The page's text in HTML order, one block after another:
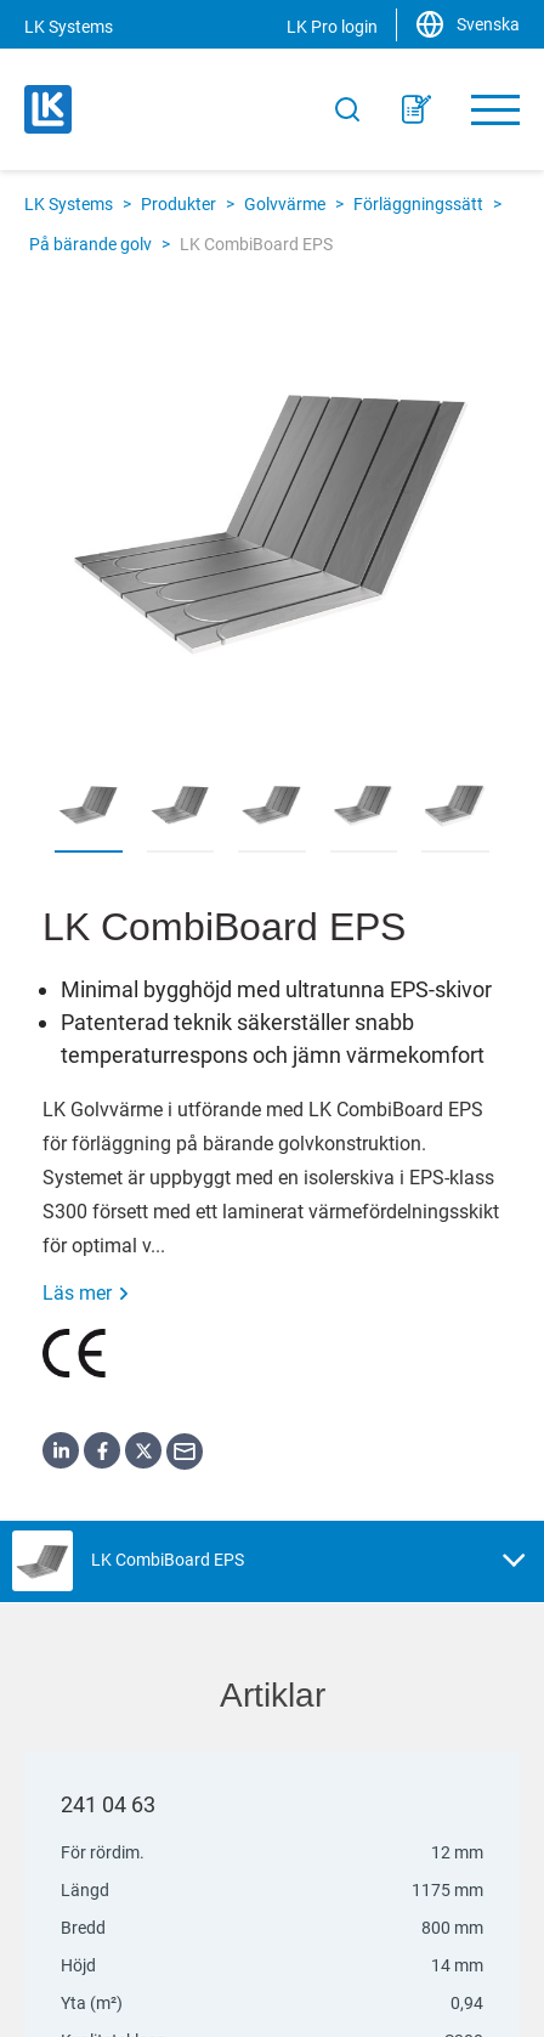
LK Systems LK Pro login Svenska
LK Systems > Produkter > Golvvärme > Förläggningssätt >
På bärande golv > LK CombiBoard EPS
LK CombiBoard EPS
Minimal bygghöjd med ultratunna EPS-skivor
Patenterad teknik säkerställer snabb
temperaturrespons och jämn värmekomfort
LK Golvvärme i utförande med LK CombiBoard EPS
för förläggning på bärande golvkonstruktion.
Systemet är uppbyggt med en isolerskiva i EPS-klass
S300 försett med ett laminerat värmefördelningsskikt
för optimal v...
Läs mer
LK CombiBoard EPS
Artiklar
241 04 63
För rördim.
12 mm
Längd
1175 mm
Bredd
800 mm
Höjd
14 mm
Yta (m²)
0,94